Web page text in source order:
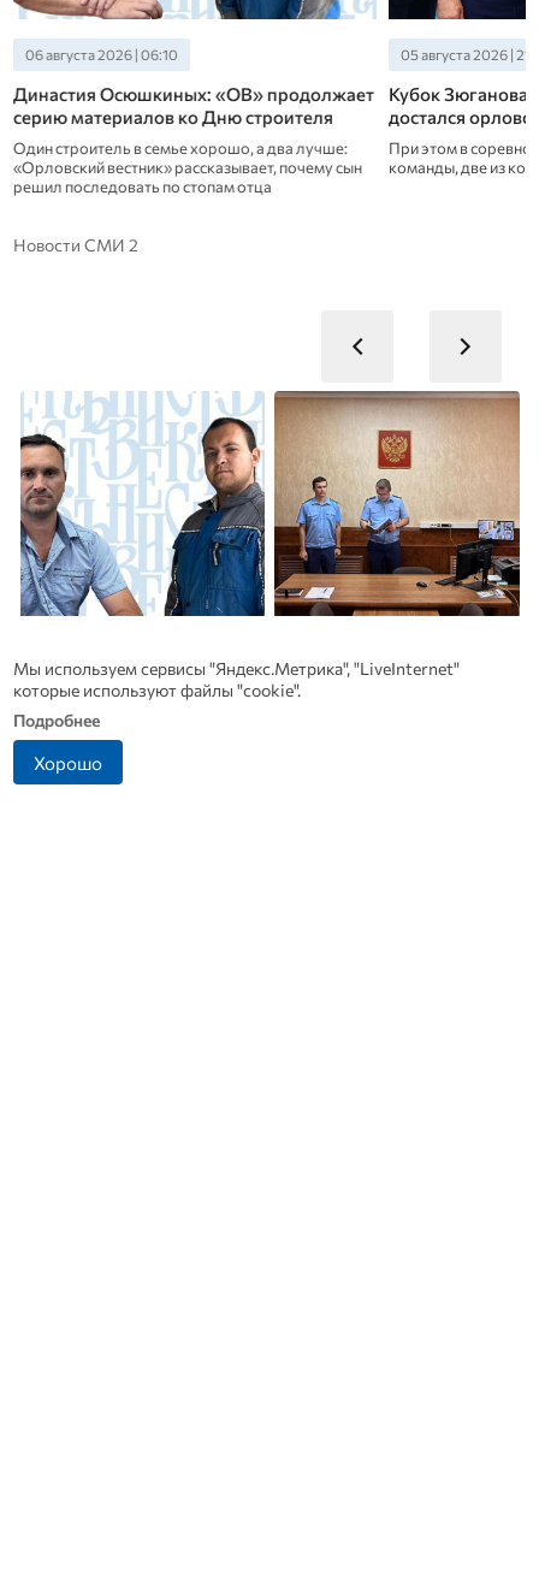
06 августа 2026 | 06:10
Династия Осюшкиных: «ОВ» продолжает
серию материалов ко Дню строителя
Один строитель в семье хорошо, а два лучше:
«Орловский вестник» рассказывает, почему сын
решил последовать по стопам отца
05 августа 2026 |
Кубок Зюганова
достался
При этом в
команды, две из
Новости СМИ 2
Династия Осюшкиных:
«ОВ» продолжает серию
материалов ко Дню
строителя
Мы используем сервисы "Яндекс.Метрика", "LiveInternet"
которые используют файлы "cookie".
Подробнее
Хорошо